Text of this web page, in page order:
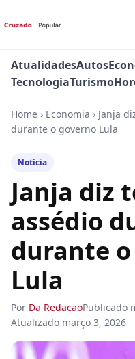
AtualidadesAutos
TecnologiaTurismo
Home › Economia › Janja
durante o governo Lula
Notícia
Janja diz
assédio
durante
Lula
Por Da RedacaoPublicado
Atualizado março 3, 2026